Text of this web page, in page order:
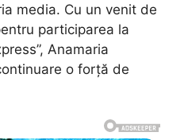
media. Cu un venit de
participarea la
Anamaria
o forță de